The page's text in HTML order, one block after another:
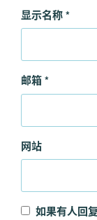
显示名称*
邮箱*
网站
如果有人回